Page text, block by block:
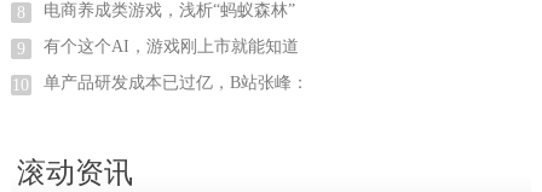
8 电商养成类游戏，浅析“蚂蚁森林”
9 有个这个AI，游戏刚上市就能知道
10 单产品研发成本已过亿，B站张峰：
滚动资讯